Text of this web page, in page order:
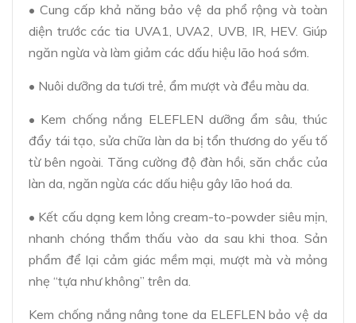
• Cung cấp khả năng bảo vệ da phổ rộng và toàn
diện trước các tia UVA1, UVA2, UVB, IR, HEV. Giúp
ngăn ngừa và làm giảm các dấu hiệu lão hoá sớm.
• Nuôi dưỡng da tươi trẻ, ẩm mượt và đều màu da.
• Kem chống nắng ELEFLEN dưỡng ẩm sâu, thúc
đẩy tái tạo, sửa chữa làn da bị tổn thương do yếu tố
từ bên ngoài. Tăng cường độ đàn hồi, săn chắc của
làn da, ngăn ngừa các dấu hiệu gây lão hoá da.
• Kết cấu dạng kem lỏng cream-to-powder siêu mịn,
nhanh chóng thẩm thấu vào da sau khi thoa. Sản
phẩm để lại cảm giác mềm mại, mượt mà và mỏng
nhẹ “tựa như không” trên da.
Kem chống nắng nâng tone da ELEFLEN bảo vệ da